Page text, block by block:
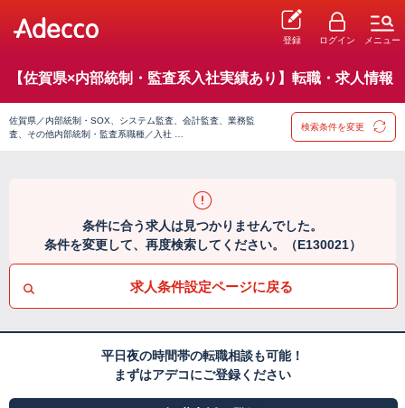
登録 ログイン メニュー
【佐賀県×内部統制・監査系入社実績あり】転職・求人情報
佐賀県／内部統制・SOX、システム監査、会計監査、業務監
査、その他内部統制・監査系職種／入社 …
検索条件を変更
条件に合う求人は見つかりませんでした。
条件を変更して、再度検索してください。（E130021）
求人条件設定ページに戻る
平日夜の時間帯の転職相談も可能！
まずはアデコにご登録ください